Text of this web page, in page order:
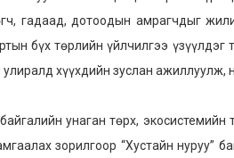
гадаад, дотоодын амрагчдыг
бүх төрлийн үйлчилгээ
хүүхдийн зуслан
унаган төрх, экосистемийн
зорилгоор “Хустайн нуруу”